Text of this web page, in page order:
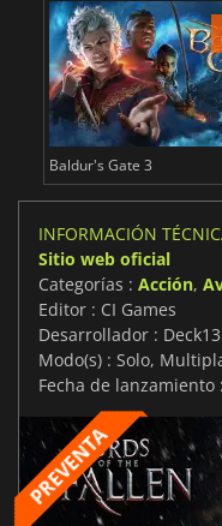
Baldur's Gate 3
INFORMACIÓN
Sitio web oficial
Categorías : Acción,
Editor : CI Games
Desarrollador : Deck13
Modo(s) : Solo,
Fecha de lanzamiento